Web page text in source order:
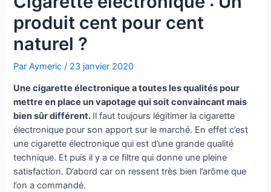
produit cent pour cent
naturel ?
ParAymeric/ 23 janvier 2020
Une cigarette électronique a toutes les qualités pour
mettre en place un vapotage qui soit convaincant mais
bien sûr différent. Il faut toujours légitimer la cigarette
électronique pour son apport sur le marché. En effet c’est
une cigarette électronique qui est d’une grande qualité
technique. Et puis il y a ce filtre qui donne une pleine
satisfaction. D’abord car on ressent très bien l’arôme que
l’on a commandé.